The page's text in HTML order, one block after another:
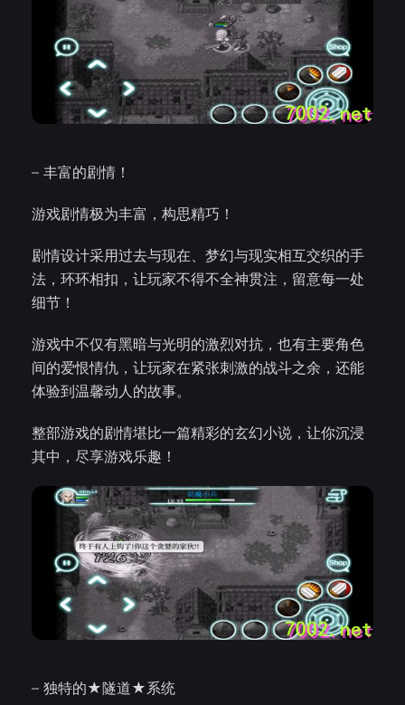
– 丰富的剧情！
游戏剧情极为丰富，构思精巧！
剧情设计采用过去与现在、梦幻与现实相互交织的手
法，环环相扣，让玩家不得不全神贯注，留意每一处
细节！
游戏中不仅有黑暗与光明的激烈对抗，也有主要角色
间的爱恨情仇，让玩家在紧张刺激的战斗之余，还能
体验到温馨动人的故事。
整部游戏的剧情堪比一篇精彩的玄幻小说，让你沉浸
其中，尽享游戏乐趣！
– 独特的★隧道★系统